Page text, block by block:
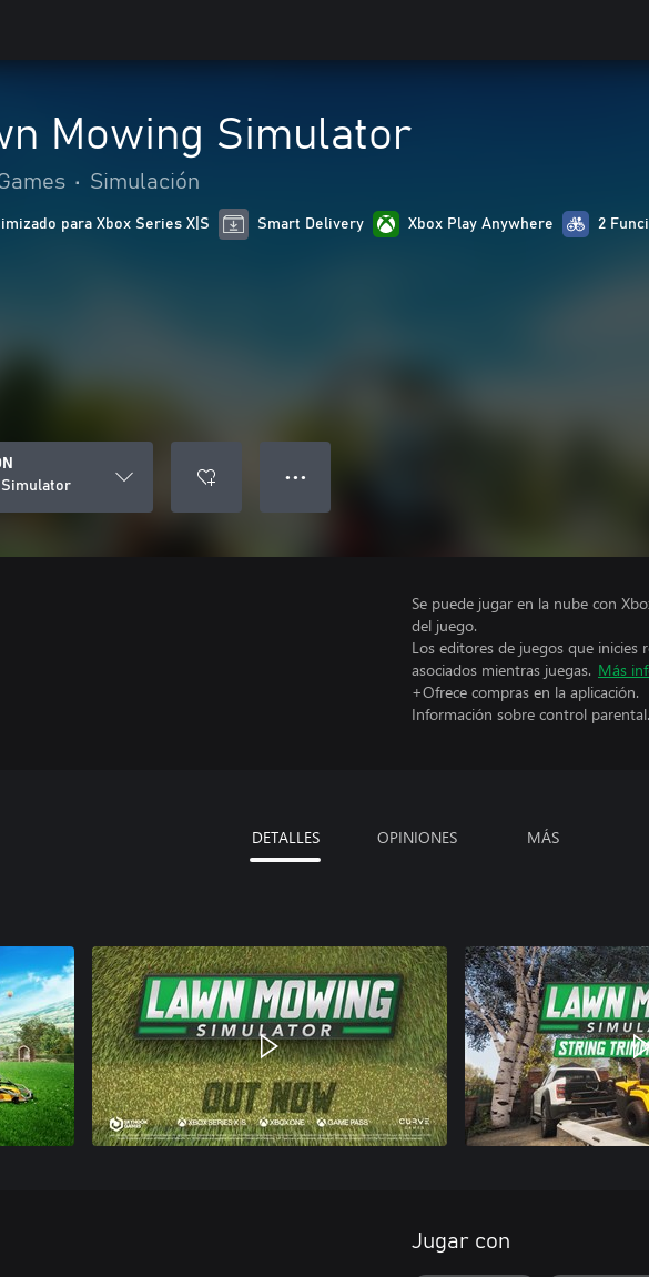
Mowing Simulator
• Simulación
para Xbox Series X|S Smart Delivery Xbox Play Anywhere 2
● ● ●
Se puede jugar en la nube con
del juego.
Los editores de juegos que inicies
asociados mientras juegas. Más
+Ofrece compras en la aplicación.
Información sobre control parental.
DETALLES OPINIONES MÁS
Jugar con